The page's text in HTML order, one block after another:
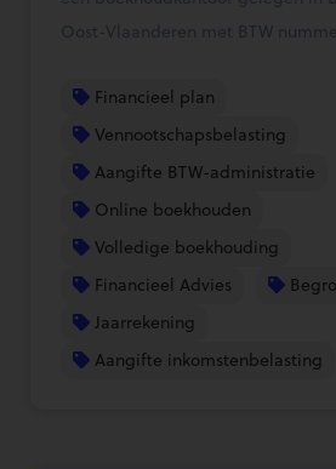
Oost-Vlaanderen met BTW
Financieel plan
Vennootschapsbelasting
Aangifte BTW-administratie
Online boekhouden
Volledige boekhouding
Financieel Advies
Jaarrekening
Aangifte inkomstenbelasting